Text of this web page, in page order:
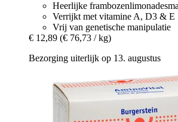
Heerlijke
Verrijkt met vitamine A, D3 & E
Vrij van genetische manipulatie
€ 12,89 (€ 76,73 / kg)
Bezorging uiterlijk op 13. augustus